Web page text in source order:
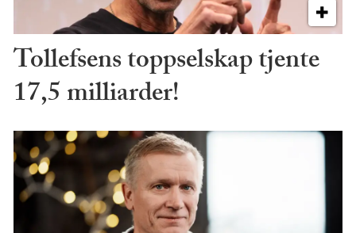
Tollefsens toppselskap tjente
17,5 milliarder!